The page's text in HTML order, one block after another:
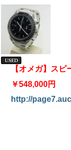
【オメガ】ス
￥548,000円
http://